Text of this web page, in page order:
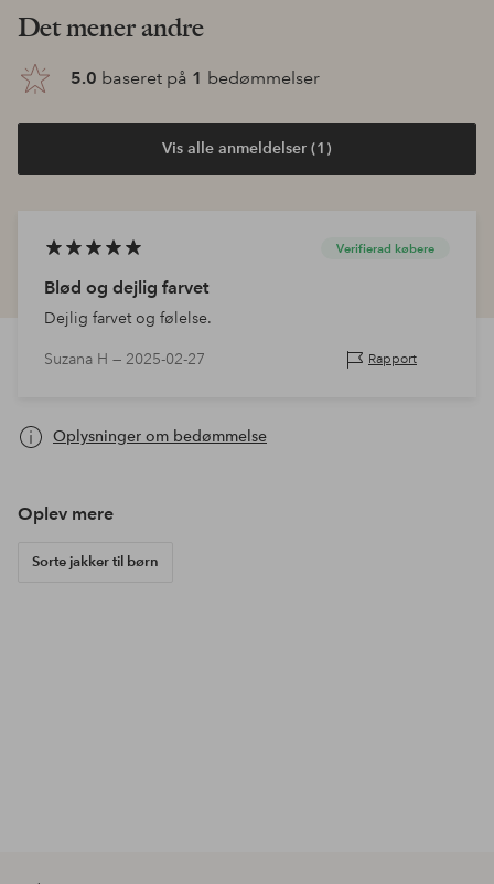
Det mener andre
5.0 baseret på 1 bedømmelser
Vis alle anmeldelser (1)
Verifierad købere
Blød og dejlig farvet
Dejlig farvet og følelse.
Suzana H — 2025-02-27 Rapport
Oplysninger om bedømmelse
Oplev mere
Sorte jakker til børn